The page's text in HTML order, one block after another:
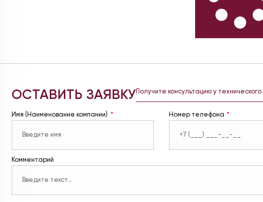
ОСТАВИТЬ ЗАЯВКУ Получите консультацию у
Имя (Наименование компании) Номер телефона
Комментарий